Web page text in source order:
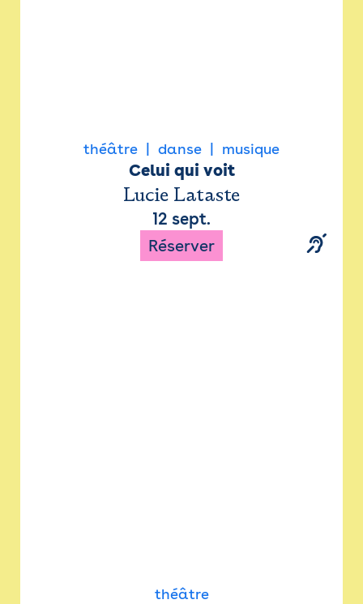
théâtre danse musique
Celui qui voit
Lucie Lataste
12 sept.
Réserver
théâtre